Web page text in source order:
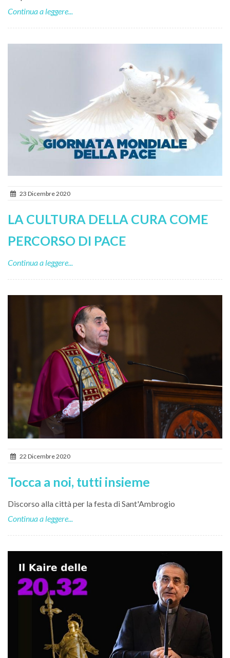
Continua a leggere...
23 Dicembre 2020
LA CULTURA DELLA CURA COME
PERCORSO DI PACE
Continua a leggere...
22 Dicembre 2020
Tocca a noi, tutti insieme
Discorso alla città per la festa di Sant'Ambrogio
Continua a leggere...